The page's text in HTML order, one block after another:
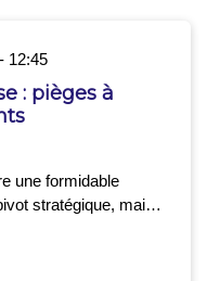
12:45
: pièges à
une formidable
stratégique, mais
parfois dès les
vigilance clés avant,